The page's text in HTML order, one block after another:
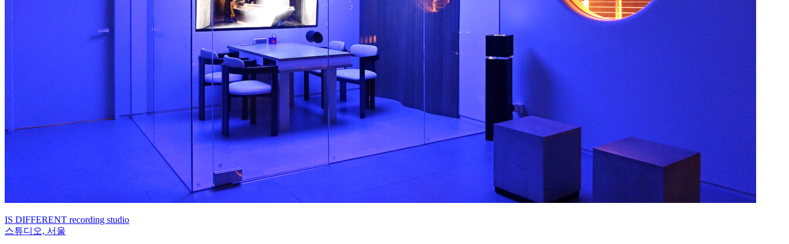
IS DIFFERENT recording studio
스튜디오, 서울